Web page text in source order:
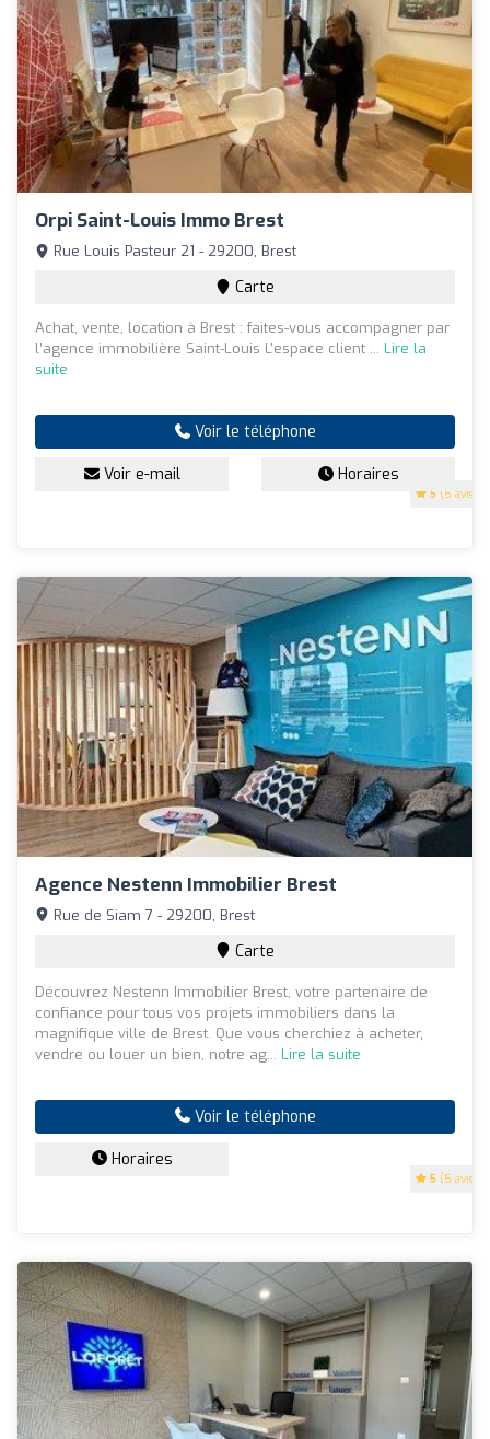
Orpi Saint-Louis Immo Brest
5 (5 avis)
Rue Louis Pasteur 21 - 29200, Brest
Carte
Achat, vente, location à Brest : faites-vous accompagner par
l’agence immobilière Saint-Louis L'espace client ... Lire la
suite
Voir le téléphone
Voir e-mail Horaires
Agence Nestenn Immobilier Brest
5 (5 avis)
Rue de Siam 7 - 29200, Brest
Carte
Découvrez Nestenn Immobilier Brest, votre partenaire de
confiance pour tous vos projets immobiliers dans la
magnifique ville de Brest. Que vous cherchiez à acheter,
vendre ou louer un bien, notre ag... Lire la suite
Voir le téléphone
Horaires